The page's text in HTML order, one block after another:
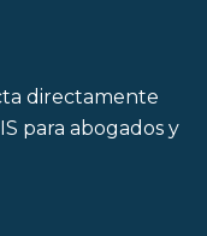
directamente
para abogados y